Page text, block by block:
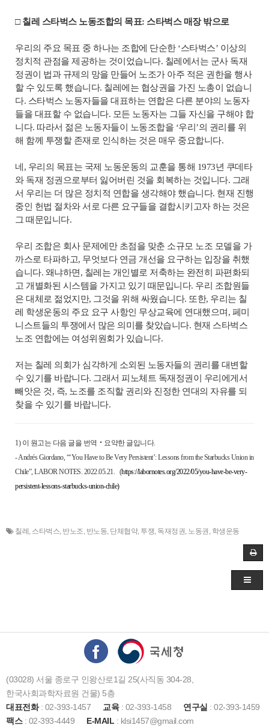
□ 칠레 스타벅스 노동조합의 목표: 스타벅스 매장 밖으로
우리의 주요 목표 중 하나는 조합에 단순한 ‘스타벅스’ 이상의
정치적 관점을 제공하는 것이었습니다. 칠레에서는 군사 독재
정권이 법과 규제의 망을 만들어 노조가 아주 적은 권한을 행사
할 수 있도록 했습니다. 칠레에는 협상권을 가진 노총이 없습니
다. 스타벅스 노동자들을 대표하는 연합은 다른 분야의 노동자
들을 대표할 수 없습니다. 모든 노동자는 그들 자신을 구해야 합
니다. 따라서 젊은 노동자들이 노동조합을 ‘우리’의 권리를 위
해 함께 투쟁할 존재로 인식하는 것은 매우 중요합니다.
네, 우리의 목표는 국제 노동운동의 교훈을 통해 1973년 쿠데타
와 독재 정권으로부터 잃어버린 것을 회복하는 것입니다. 그래
서 우리는 더 많은 정치적 연합을 생각해야 했습니다. 현재 진행
중인 헌법 절차와 서로 다른 요구들을 결합시키고자 하는 것은
그 때문입니다.
우리 조합은 회사 문제에만 초점을 맞춘 소규모 노조 모델을 가
까스로 타파하고, 무엇보다 연금 개선을 요구하는 입장을 취했
습니다. 왜냐하면, 칠레는 개인별로 저축하는 완전히 파편화되
고 개별화된 시스템을 가지고 있기 때문입니다. 우리 조합원들
은 대체로 젊었지만, 그것을 위해 싸웠습니다. 또한, 우리는 칠
레 학생운동의 주요 요구 사항인 무상교육에 연대했으며, 페미
니스트들의 투쟁에서 많은 의미를 찾았습니다. 현재 스타벅스
노조 연합에는 여성위원회가 있습니다.
저는 칠레 의회가 심각하게 소외된 노동자들의 권리를 대변할
수 있기를 바랍니다. 그래서 피노체트 독재정권이 우리에게서
빼앗은 것, 즉, 노조를 조직할 권리와 진정한 연대의 자유를 되
찾을 수 있기를 바랍니다.
1) 이 원고는 다음 글을 번역‧요약한 글입니다.
- Andrés Giordano, “‘You Have to Be Very Persistent’: Lessons from the Starbucks Union in
Chile”, LABOR NOTES. 2022.05.21. (https://labornotes.org/2022/05/you-have-be-very-
persistent-lessons-starbucks-union-chile)
칠레 , 스타벅스, 반노조, 반노동, 단체협약, 투쟁, 독재정권, 노동권 , 학생운동
(03028) 서울 종로구 인왕산로1길 25(사직동 304-28,
한국사회과학자료원 건물) 5층
대표전화: 02-393-1457 교육: 02-393-1458 연구실 : 02-393-1459
팩스: 02-393-4449 E-MAIL : klsi1457@gmail.com